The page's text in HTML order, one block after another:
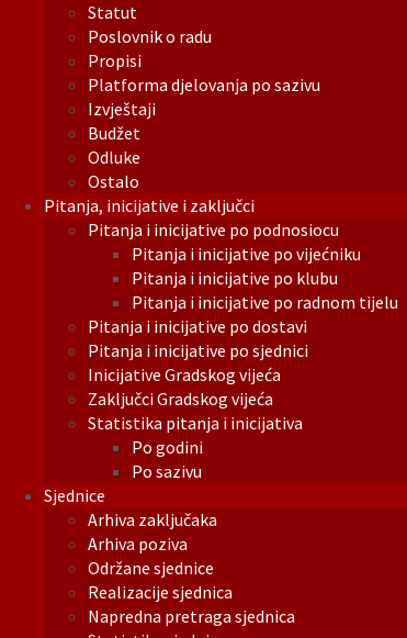
Statut
Poslovnik o radu
Propisi
Platforma djelovanja po sazivu
Izvještaji
Budžet
Odluke
Ostalo
Pitanja, inicijative i zaključci
Pitanja i inicijative po podnosiocu
Pitanja i inicijative po vijećniku
Pitanja i inicijative po klubu
Pitanja i inicijative po radnom tijelu
Pitanja i inicijative po dostavi
Pitanja i inicijative po sjednici
Inicijative Gradskog vijeća
Zaključci Gradskog vijeća
Statistika pitanja i inicijativa
Po godini
Po sazivu
Sjednice
Arhiva zaključaka
Arhiva poziva
Održane sjednice
Realizacije sjednica
Napredna pretraga sjednica